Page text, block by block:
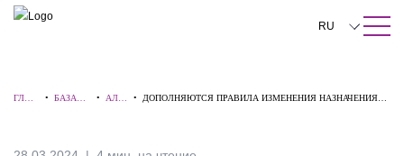
ПОИСК ПО САЙТУ Закрыть
RU
中文
ГЛАВ
• БАЗА
•
АЛЕ
•
ДОПОЛНЯЮТСЯ ПРАВИЛА ИЗМЕНЕНИЯ НАЗНАЧЕНИЯ